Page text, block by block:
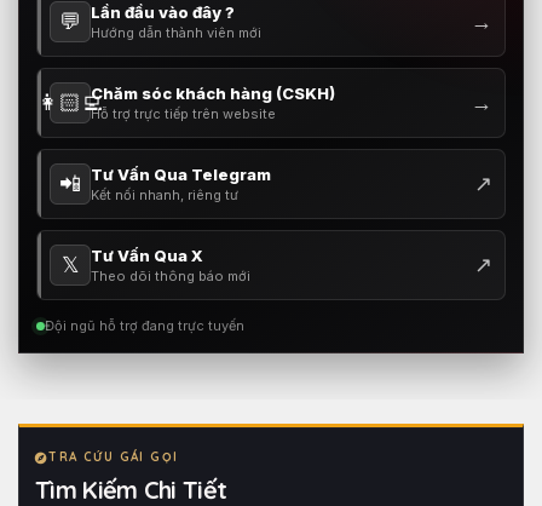
💬 Lần đầu vào đây ?
Hướng dẫn thành viên mới →
👩🏻‍💻Chăm sóc khách hàng (CSKH)
Hỗ trợ trực tiếp trên website →
📲 Tư Vấn Qua Telegram
Kết nối nhanh, riêng tư ↗
𝕏 Tư Vấn Qua X
Theo dõi thông báo mới ↗
Đội ngũ hỗ trợ đang trực tuyến
TRA CỨU GÁI GỌI
Tìm Kiếm Chi Tiết